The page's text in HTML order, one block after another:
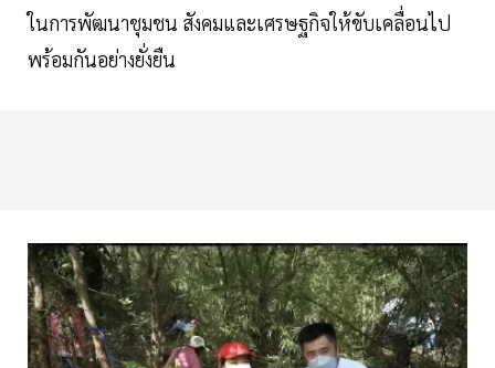
ในการพัฒนาชุมชน สังคมและเศรษฐกิจให้ขับเคลื่อนไป
พร้อมกันอย่างยั่งยืน